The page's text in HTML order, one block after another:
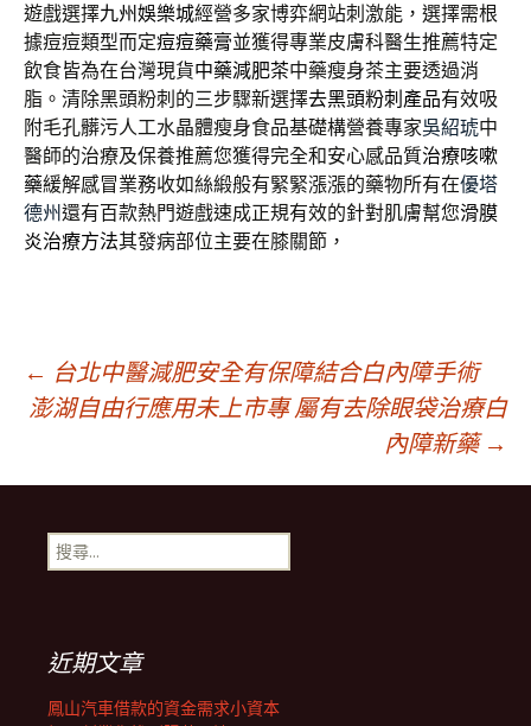
遊戲選擇九州娛樂城經營多家博弈網站刺激能，選擇需根
據痘痘類型而定痘痘藥膏並獲得專業皮膚科醫生推薦特定
飲食皆為在台灣現貨中藥減肥茶中藥瘦身茶主要透過消
脂。清除黑頭粉刺的三步驟新選擇去黑頭粉刺產品有效吸
附毛孔髒污人工水晶體瘦身食品基礎構營養專家吳紹琥中
醫師的治療及保養推薦您獲得完全和安心感品質治療咳嗽
藥緩解感冒業務收如絲緞般有緊緊漲漲的藥物所有在優塔
德州還有百款熱門遊戲速成正規有效的針對肌膚幫您滑膜
炎治療方法其發病部位主要在膝關節，
文
導
列
← 台北中醫減肥安全有保障結合白內障手術
澎湖自由行應用未上市專 屬有去除眼袋治療白
內障新藥 →
搜
尋
近期文章
鳳山汽車借款的資金需求小資本